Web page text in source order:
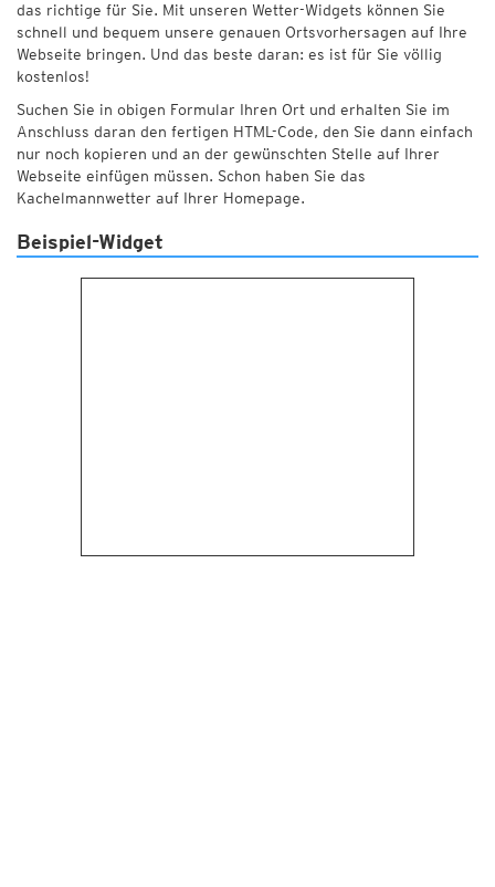
das richtige für Sie. Mit unseren Wetter-Widgets können Sie
schnell und bequem unsere genauen Ortsvorhersagen auf Ihre
Webseite bringen. Und das beste daran: es ist für Sie völlig
kostenlos!
Suchen Sie in obigen Formular Ihren Ort und erhalten Sie im
Anschluss daran den fertigen HTML-Code, den Sie dann einfach
nur noch kopieren und an der gewünschten Stelle auf Ihrer
Webseite einfügen müssen. Schon haben Sie das
Kachelmannwetter auf Ihrer Homepage.
Beispiel-Widget